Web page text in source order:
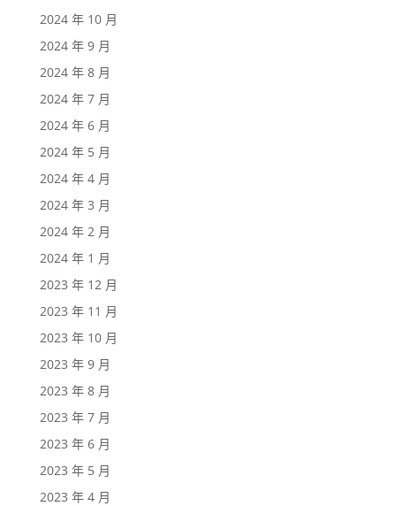
2024 年 10 月
2024 年 9 月
2024 年 8 月
2024 年 7 月
2024 年 6 月
2024 年 5 月
2024 年 4 月
2024 年 3 月
2024 年 2 月
2024 年 1 月
2023 年 12 月
2023 年 11 月
2023 年 10 月
2023 年 9 月
2023 年 8 月
2023 年 7 月
2023 年 6 月
2023 年 5 月
2023 年 4 月